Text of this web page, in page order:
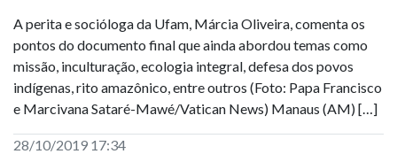
A perita e socióloga da Ufam, Márcia Oliveira, comenta os
pontos do documento final que ainda abordou temas como
missão, inculturação, ecologia integral, defesa dos povos
indígenas, rito amazônico, entre outros (Foto: Papa Francisco
e Marcivana Sataré-Mawé/Vatican News) Manaus (AM) […]
28/10/2019 17:34